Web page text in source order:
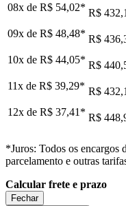
08x de R$ 54,02* R$
09x de R$ 48,48* R$
10x de R$ 44,05* R$
11x de R$ 39,29* R$
12x de R$ 37,41 * R$
*Juros: Todos os encargos
parcelamento e outras
Calcular frete e prazo
Fechar